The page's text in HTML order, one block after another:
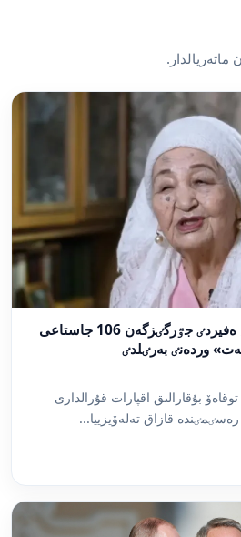
قازاق تٸلٸندەگٸ تۇڭعىش ەفيردٸ جٷرگٸزگەن 106 جاستاعى
وردەنٸ بەرٸلدٸ
بۇقارالىق اقپارات قۇرالدارى
قازاق تەلەۆيزييا...